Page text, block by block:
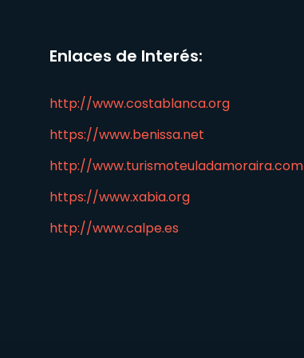
Enlaces de Interés:
http://www.costablanca.org
https://www.benissa.net
http://www.turismoteuladamoraira.com
https://www.xabia.org
http://www.calpe.es